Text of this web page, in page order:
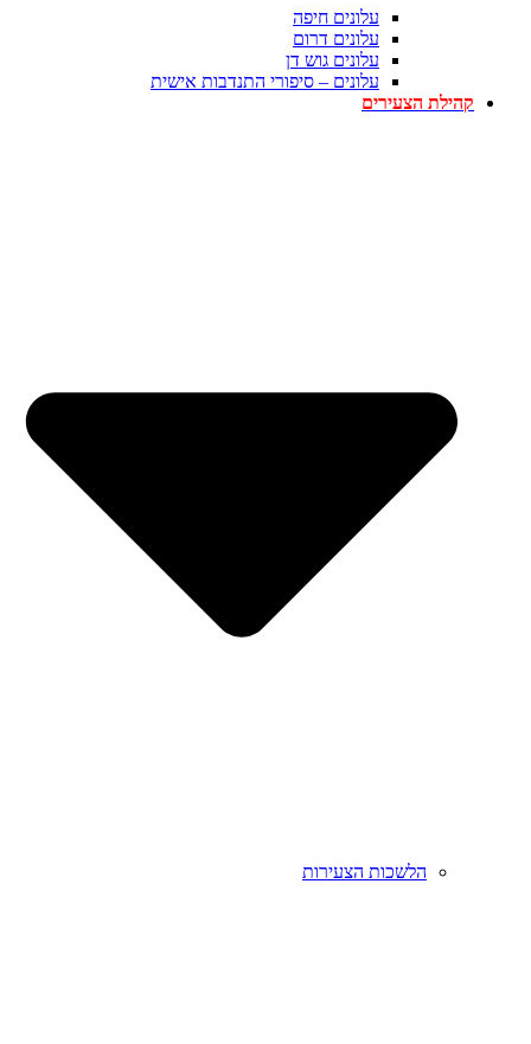
עלונים חיפה
עלונים דרום
עלונים גוש דן
עלונים – סיפורי התנדבות אישית
קהילת הצעירים
הלשכות הצעירות